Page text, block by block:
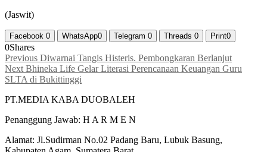
(Jaswit)
Facebook 0 WhatsApp0 Telegram 0 Threads 0 Print0
0Shares
Navigasi
pos
Previous Previous
post:
Diwarnai Tangis Histeris. Pembongkaran Berlanjut
Next Next
post:
Bhineka Life Gelar Literasi Perencanaan Keuangan Guru
SLTA di Bukittinggi
PT.MEDIA KABA DUOBALEH
Penanggung Jawab: H A R M E N
Alamat: Jl.Sudirman No.02 Padang Baru, Lubuk Basung,